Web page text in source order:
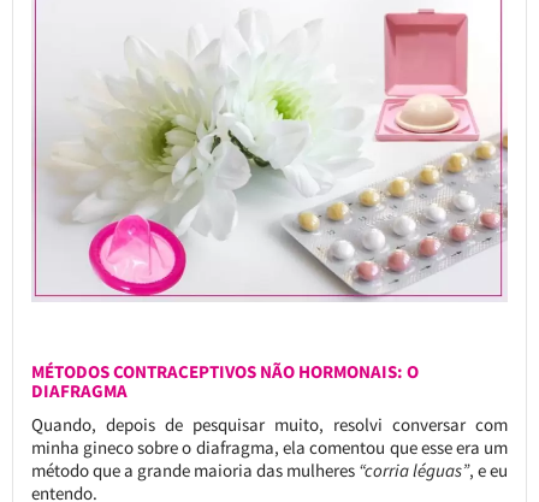
MÉTODOS CONTRACEPTIVOS NÃO HORMONAIS: O
DIAFRAGMA
Quando, depois de pesquisar muito, resolvi conversar com
minha gineco sobre o diafragma, ela comentou que esse era um
método que a grande maioria das mulheres “corria léguas”, e eu
entendo.